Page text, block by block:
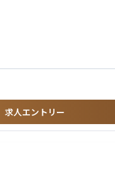
。
証機関との折衝、市販後の変
この仕事ならではの面白さがあり
きます。
していきます。
求人エントリー